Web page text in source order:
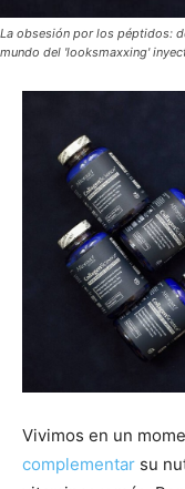
La obsesión por los péptidos:
mundo del 'looksmaxxing'
Vivimos en un
complementar su